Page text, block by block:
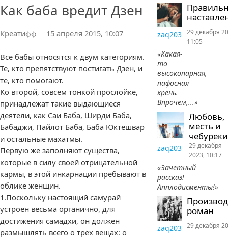
Как баба вредит Дзен
Креатифф 15 апреля 2015, 10:07
Все бабы относятся к двум категориям.
Те, кто препятствуют постигать Дзен, и
те, кто помогают.
Ко второй, совсем тонкой прослойке,
принадлежат такие выдающиеся
деятели, как Саи Баба, Ширди Баба,
Бабаджи, Пайлот Баба, Баба Юктешвар
и остальные махатмы.
Первую же заполняют существа,
которые в силу своей отрицательной
кармы, в этой инкарнации пребывают в
облике женщин.
1.Поскольку настоящий самурай
устроен весьма органично, для
достижения самадхи, он должен
размышлять всего о трёх вещах: о
zaq203
«Какая-
то
высокопарная,
пафосная
хрень.
Впрочем,...»
29 декабря
11:05
Любовь,
месть и
чебуреки
zaq203
«Зачетный
рассказ!
Апплодисменты!»
29 декабря
2023, 10:17
роман
zaq203 29 декабря